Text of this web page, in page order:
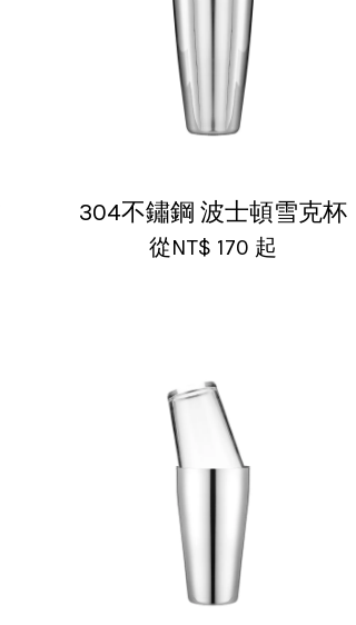
304不鏽鋼 波士頓雪克杯
從NT$ 170 起